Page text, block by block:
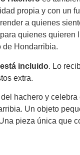
propia y con un
a quienes
quienes quieren
de Hondarribia.
incluido. Lo
extra.
hachero y celebra
Un objeto
pieza única que